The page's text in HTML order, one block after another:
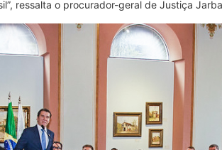
ressalta o procurador-geral de Justiça